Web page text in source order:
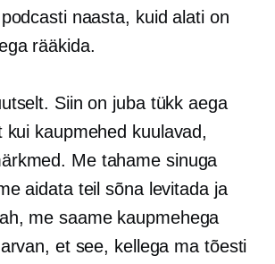
naasta, kuid alati on
rääkida.
Siin on juba tükk aega
kui kaupmehed kuulavad,
Me tahame sinuga
aidata teil sõna levitada ja
me saame kaupmehega
et see, kellega ma tõesti